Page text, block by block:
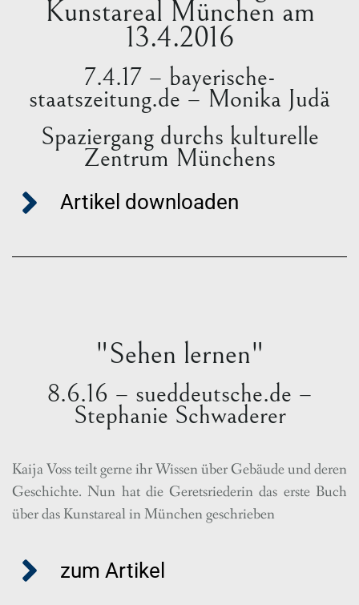
Kunstareal München am
13.4.2016
7.4.17 – bayerische-
staatszeitung.de – Monika Judä
Spaziergang durchs kulturelle
Zentrum Münchens
Artikel downloaden
"Sehen lernen"
8.6.16 – sueddeutsche.de –
Stephanie Schwaderer
Kaija Voss teilt gerne ihr Wissen über Gebäude und deren
Geschichte. Nun hat die Geretsriederin das erste Buch
über das Kunstareal in München geschrieben
zum Artikel